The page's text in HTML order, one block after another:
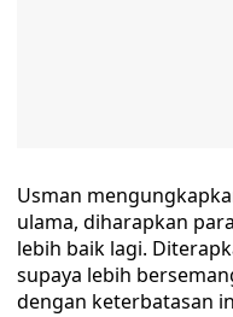
Usman
ulama, diharapkan
lebih baik lagi.
supaya lebih
dengan keterbatasan